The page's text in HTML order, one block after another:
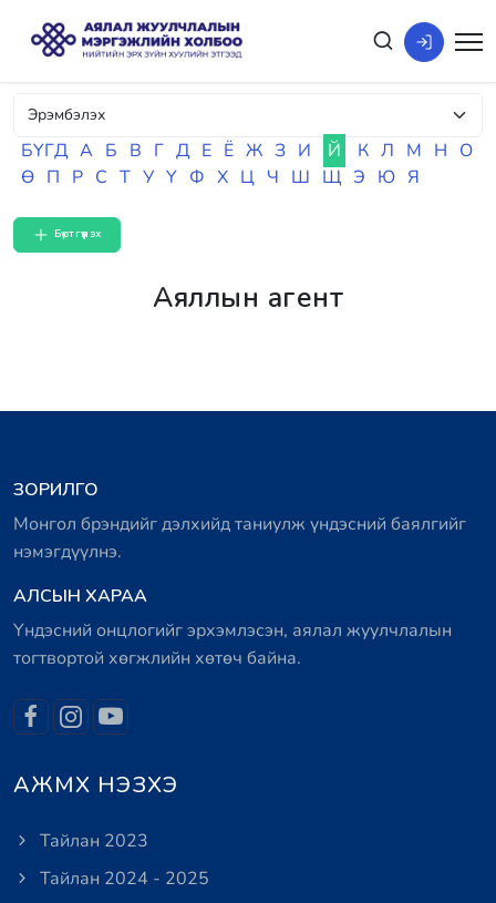
БҮГД А Б В Г Д Е Ё Ж З И Й К Л М Н О
Ө П Р С Т У Ү Ф Х Ц Ч Ш Щ Э Ю Я
Бүртгүүлэх
Аяллын агент
ЗОРИЛГО
Монгол брэндийг дэлхийд таниулж үндэсний баялгийг
нэмэгдүүлнэ.
АЛСЫН ХАРАА
Үндэсний онцлогийг эрхэмлэсэн, аялал жуулчлалын
тогтвортой хөгжлийн хөтөч байна.
АЖМХ НЭЗХЭ
Тайлан 2023
Тайлан 2024 - 2025